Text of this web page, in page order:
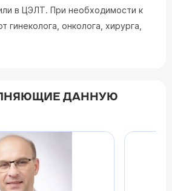
в ЦЭЛТ. При необходимости к
гинеколога, онколога, хирурга,
ДАННУЮ